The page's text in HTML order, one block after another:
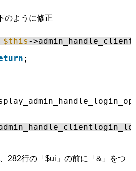
のように修正
$this -
;
282行の「$ui」の前に「&」をつ